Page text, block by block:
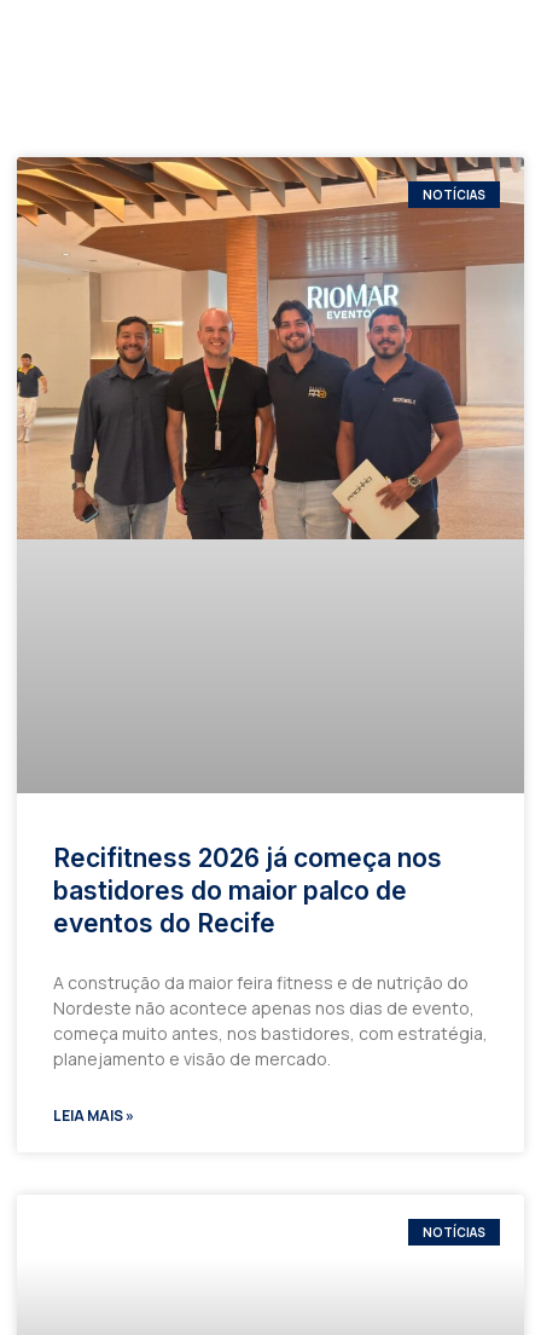
NOTÍCIAS
Recifitness 2026 já começa nos
bastidores do maior palco de
eventos do Recife
A construção da maior feira fitness e de nutrição do
Nordeste não acontece apenas nos dias de evento,
começa muito antes, nos bastidores, com estratégia,
planejamento e visão de mercado.
LEIA MAIS »
NOTÍCIAS